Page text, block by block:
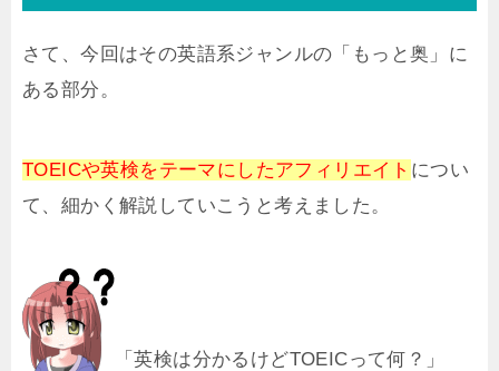
さて、今回はその英語系ジャンルの「もっと奥」に
ある部分。
TOEICや英検をテーマにしたアフィリエイト につい
て、細かく解説していこうと考えました。
「英検は分かるけどTOEICって何？」